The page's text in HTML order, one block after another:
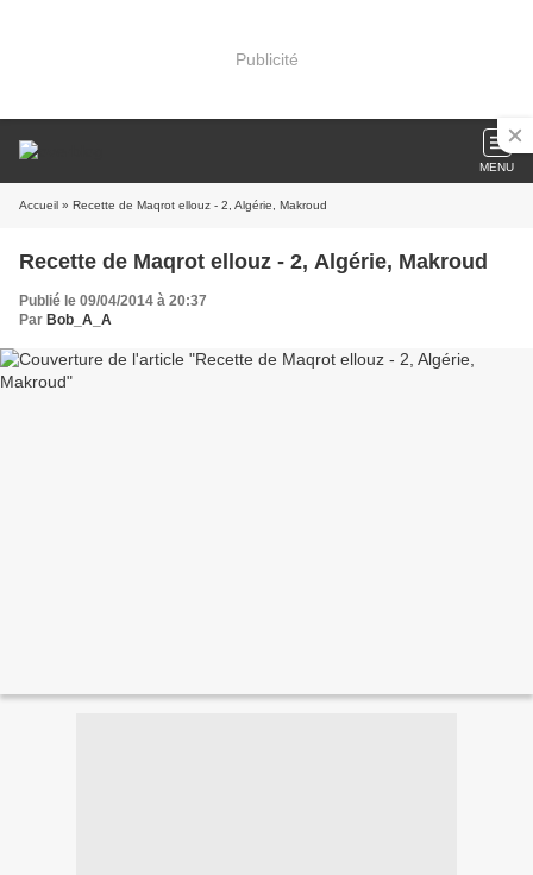
Publicité
MENU
Accueil » Recette de Maqrot ellouz - 2, Algérie, Makroud
Recette de Maqrot ellouz - 2, Algérie, Makroud
Publié le 09/04/2014 à 20:37
Par Bob_A_A